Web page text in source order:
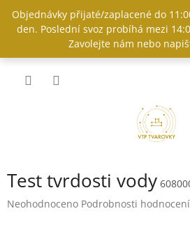
obsah
Objednávky přijaté/zaplacené do
den. Poslední svoz probíhá mezi
Zavolejte nám nebo
Test tvrdosti vody
Průměrné
Neohodnoceno Podrobnosti hodnocení